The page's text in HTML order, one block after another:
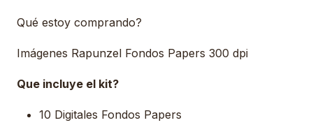
Qué estoy comprando?
Imágenes Rapunzel Fondos Papers 300 dpi
Que incluye el kit?
10 Digitales Fondos Papers